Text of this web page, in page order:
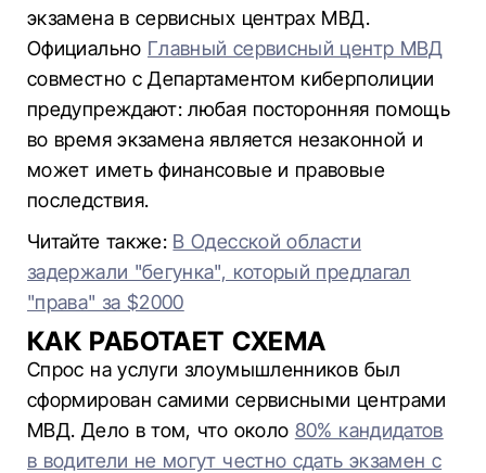
экзамена в сервисных центрах МВД.
Официально Главный сервисный центр МВД
совместно с Департаментом киберполиции
предупреждают: любая посторонняя помощь
во время экзамена является незаконной и
может иметь финансовые и правовые
последствия.
Читайте также: В Одесской области
задержали "бегунка", который предлагал
"права" за $2000
КАК РАБОТАЕТ СХЕМА
Спрос на услуги злоумышленников был
сформирован самими сервисными центрами
МВД. Дело в том, что около 80% кандидатов
в водители не могут честно сдать экзамен с